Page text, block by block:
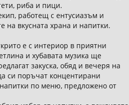
риба и пици.
работещ с ентусиазъм и
на вкусната храна и напитки.
е с интериор в приятни
и хубавата музика ще
закуска, обяд и вечеря на
си поръчат концентирани
по меню, предложено от